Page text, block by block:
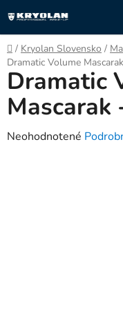
na
obsah
Domov
/ Kryolan Slovensko /
Dramatic Volume
Dramatic
Mascarak
Priemerné
Neohodnotené